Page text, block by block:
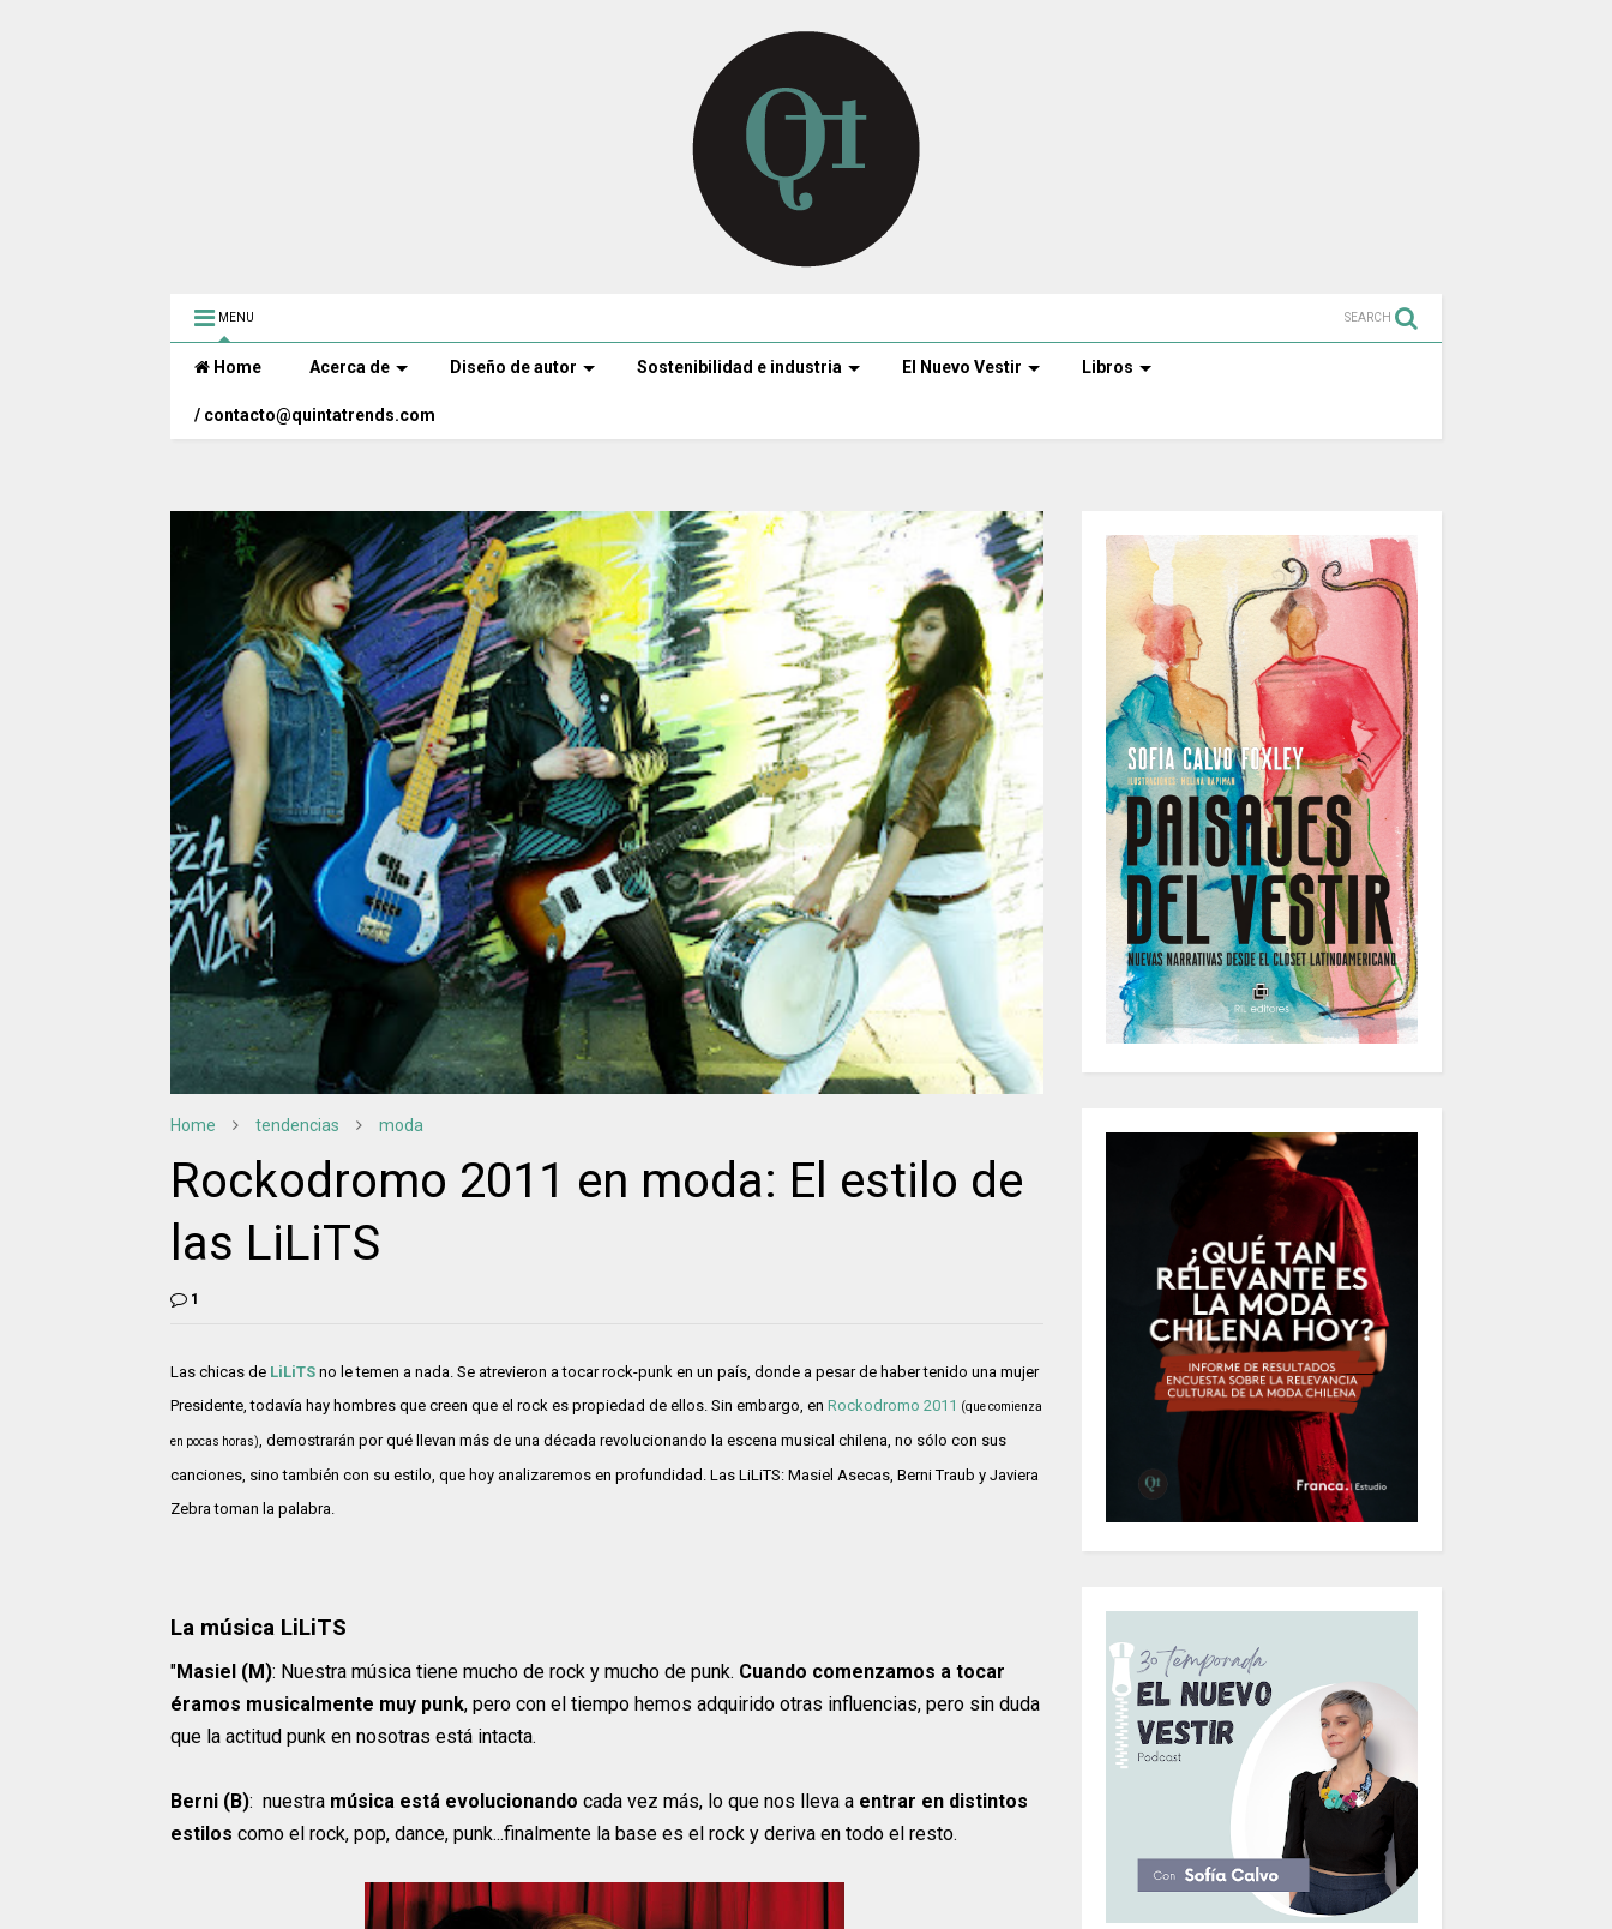
MENU SEARCH
Home Acerca de Diseño de autor Sostenibilidad e industria El Nuevo Vestir Libros
/ contacto@quintatrends.com
Home tendencias moda
Rockodromo 2011 en moda: El estilo de
las LiLiTS
1
Las chicas de LiLiTS no le temen a nada. Se atrevieron a tocar rock-punk en un país, donde a pesar de haber tenido una mujer
Presidente, todavía hay hombres que creen que el rock es propiedad de ellos. Sin embargo, en Rockodromo 2011 (que comienza
en pocas horas)
, demostrarán por qué llevan más de una década revolucionando la escena musical chilena, no sólo con sus
canciones, sino también con su estilo, que hoy analizaremos en profundidad. Las LiLiTS: Masiel Asecas, Berni Traub y Javiera
Zebra toman la palabra.
La música LiLiTS
"Masiel (M): Nuestra música tiene mucho de rock y mucho de punk. Cuando comenzamos a tocar
éramos musicalmente muy punk, pero con el tiempo hemos adquirido otras influencias, pero sin duda
que la actitud punk en nosotras está intacta.
Berni (B): nuestra música está evolucionando cada vez más, lo que nos lleva a entrar en distintos
estilos como el rock, pop, dance, punk...finalmente la base es el rock y deriva en todo el resto.